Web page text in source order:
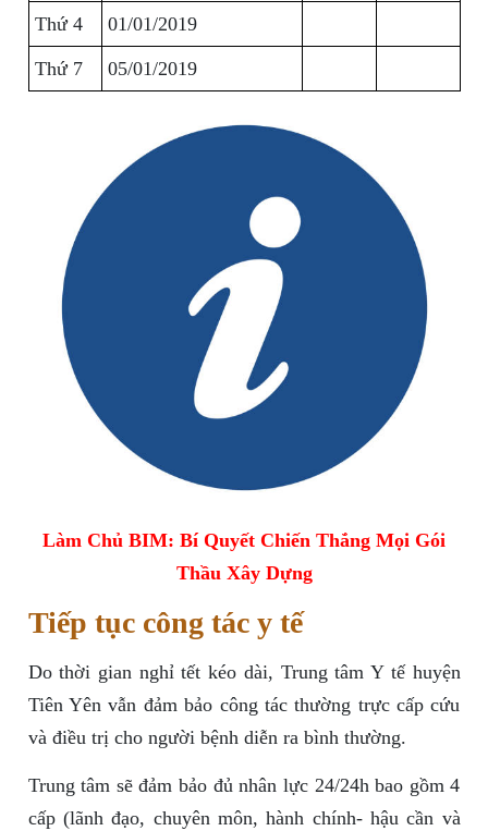
Thứ 4 01/01/2019
Thứ 7 05/01/2019
Làm Chủ BIM: Bí Quyết Chiến Thắng Mọi Gói
Thầu Xây Dựng
Tiếp tục công tác y tế
Do thời gian nghỉ tết kéo dài, Trung tâm Y tế huyện
Tiên Yên vẫn đảm bảo công tác thường trực cấp cứu
và điều trị cho người bệnh diễn ra bình thường.
Trung tâm sẽ đảm bảo đủ nhân lực 24/24h bao gồm 4
cấp (lãnh đạo, chuyên môn, hành chính- hậu cần và